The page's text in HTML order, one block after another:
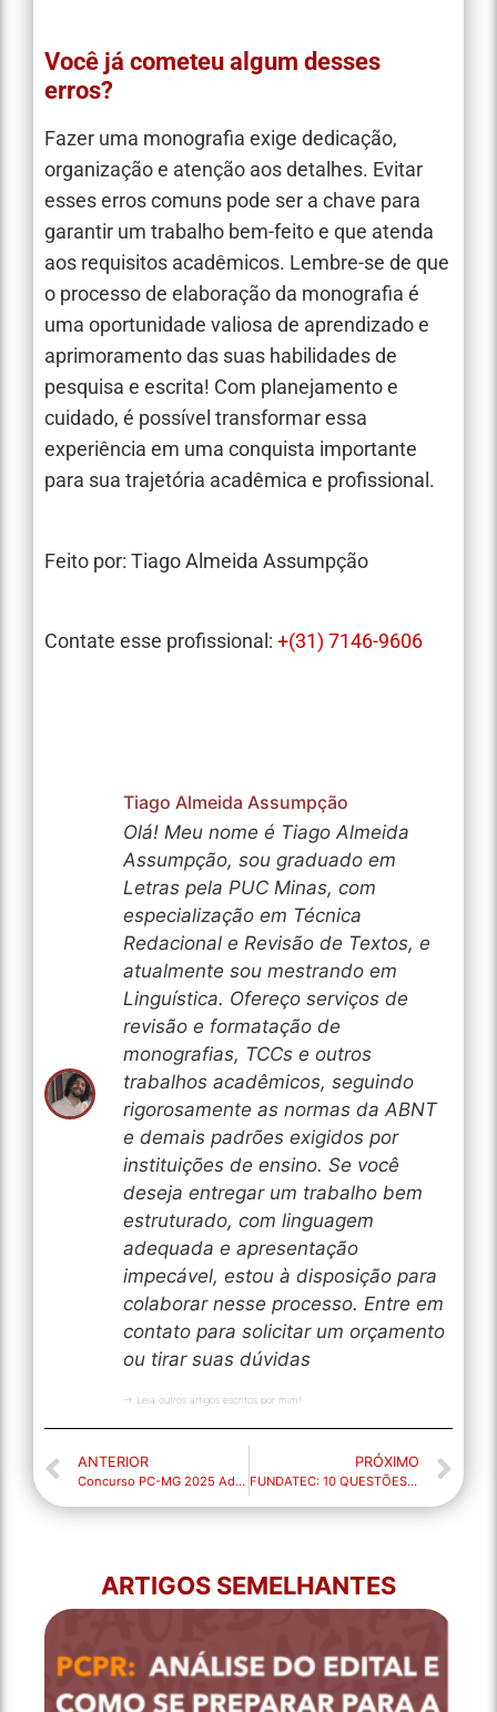
Você já cometeu algum desses
erros?
Fazer uma monografia exige dedicação,
organização e atenção aos detalhes. Evitar
esses erros comuns pode ser a chave para
garantir um trabalho bem-feito e que atenda
aos requisitos acadêmicos. Lembre-se de que
o processo de elaboração da monografia é
uma oportunidade valiosa de aprendizado e
aprimoramento das suas habilidades de
pesquisa e escrita! Com planejamento e
cuidado, é possível transformar essa
experiência em uma conquista importante
para sua trajetória acadêmica e profissional.
Feito por: Tiago Almeida Assumpção
Contate esse profissional: +(31) 7146-9606
Tiago Almeida Assumpção
Olá! Meu nome é Tiago Almeida
Assumpção, sou graduado em
Letras pela PUC Minas, com
especialização em Técnica
Redacional e Revisão de Textos, e
atualmente sou mestrando em
Linguística. Ofereço serviços de
revisão e formatação de
monografias, TCCs e outros
trabalhos acadêmicos, seguindo
rigorosamente as normas da ABNT
e demais padrões exigidos por
instituições de ensino. Se você
deseja entregar um trabalho bem
estruturado, com linguagem
adequada e apresentação
impecável, estou à disposição para
colaborar nesse processo. Entre em
contato para solicitar um orçamento
ou tirar suas dúvidas
→ Leia outros artigos escritos por mim!
ANTERIOR
Concurso PC-MG 2025 Administrativo: edital, provas, salário e como conquistar sua vaga!
PRÓXIMO
FUNDATEC: 10 QUESTÕES COMENTADAS
ARTIGOS SEMELHANTES